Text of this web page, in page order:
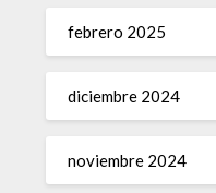
febrero 2025
diciembre 2024
noviembre 2024